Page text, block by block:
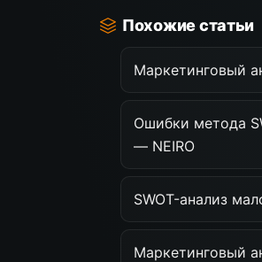
Похожие статьи
Маркетинговый
Ошибки метода
— NEIRO
SWOT-анализ
Маркетинговый